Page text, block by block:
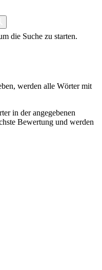
die Suche zu starten.
werden alle Wörter mit
in der angegebenen
Bewertung und werden